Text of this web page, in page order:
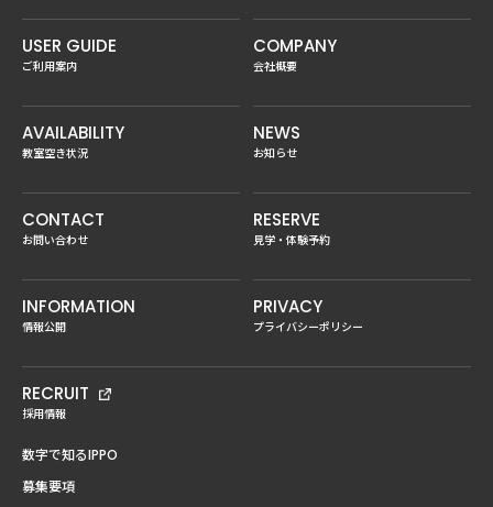
USER GUIDE
ご利用案内
COMPANY
会社概要
AVAILABILITY
教室空き状況
NEWS
お知らせ
CONTACT
お問い合わせ
RESERVE
見学・体験予約
INFORMATION
情報公開
PRIVACY
プライバシーポリシー
RECRUIT
採用情報
数字で知るIPPO
募集要項